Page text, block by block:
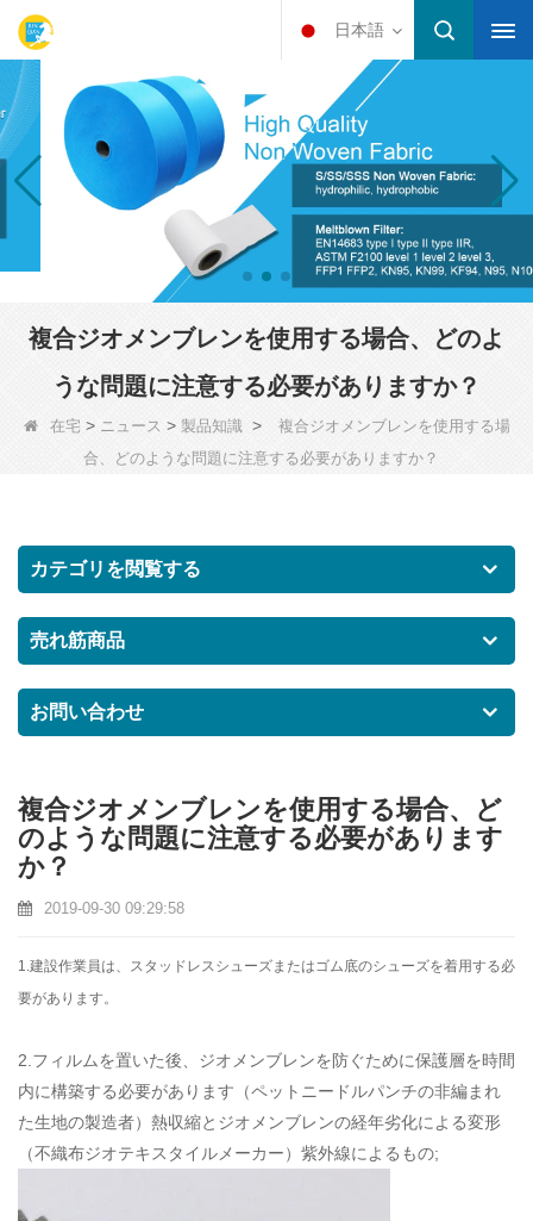
日本語
複合ジオメンブレンを使用する場合、どのよ
うな問題に注意する必要がありますか？
在宅 > ニュース > 製品知識 >
複合ジオメンブレンを使用する場
合、どのような問題に注意する必要がありますか？
カテゴリを閲覧する
売れ筋商品
お問い合わせ
複合ジオメンブレンを使用する場合、ど
のような問題に注意する必要があります
か？
2019-09-30 09:29:58
1.建設作業員は、スタッドレスシューズまたはゴム底のシューズを着用する必
要があります。
2.フィルムを置いた後、ジオメンブレンを防ぐために保護層を時間
内に構築する必要があります（ペットニードルパンチの非編まれ
た生地の製造者）熱収縮とジオメンブレンの経年劣化による変形
（不織布ジオテキスタイルメーカー）紫外線によるもの;